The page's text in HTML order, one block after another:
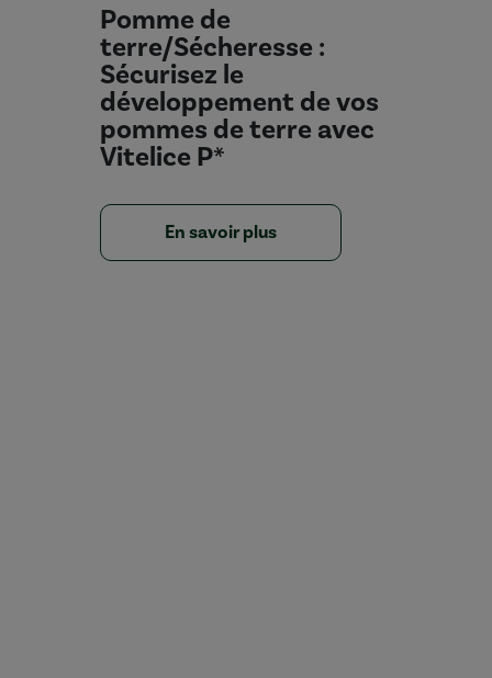
Pomme de
terre/Sécheresse :
Sécurisez le
développement de vos
pommes de terre avec
Vitelice P*
En savoir plus